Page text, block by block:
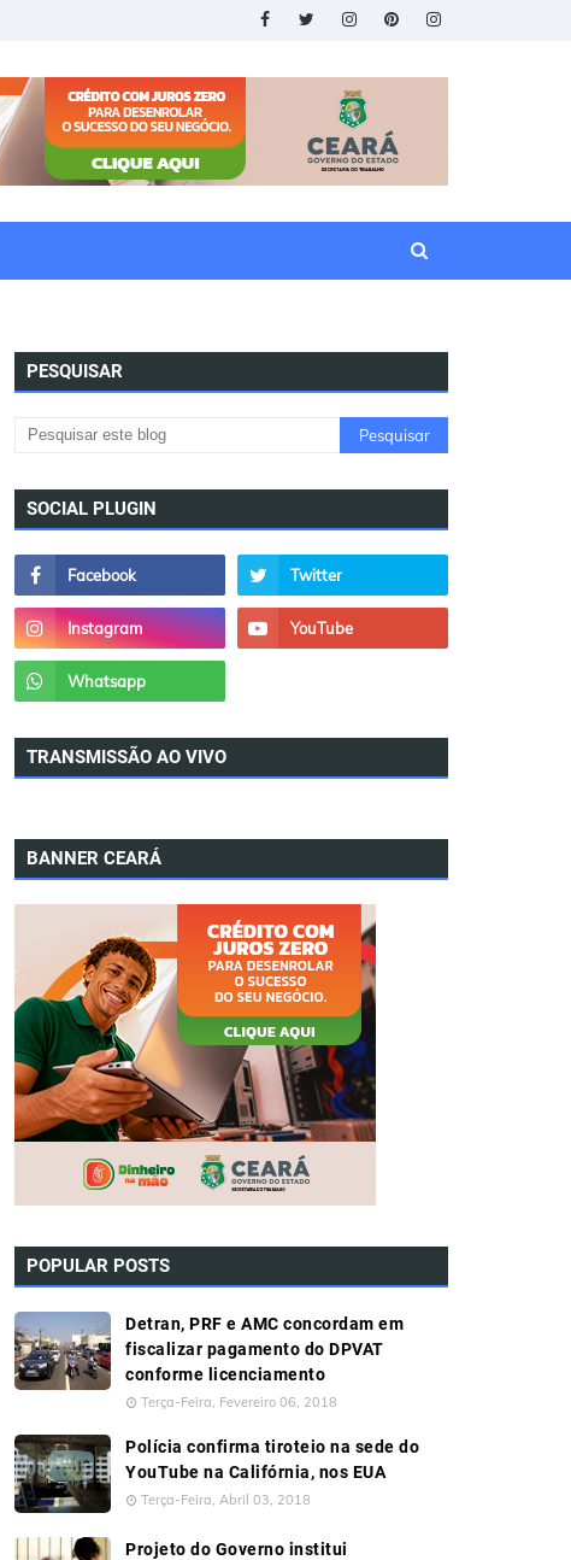
PESQUISAR
SOCIAL PLUGIN
TRANSMISSÃO AO VIVO
BANNER CEARÁ
POPULAR POSTS
Detran, PRF e AMC concordam em
fiscalizar pagamento do DPVAT
conforme licenciamento
Terça-Feira, Fevereiro 06, 2018
Polícia confirma tiroteio na sede do
YouTube na Califórnia, nos EUA
Terça-Feira, Abril 03, 2018
Projeto do Governo institui